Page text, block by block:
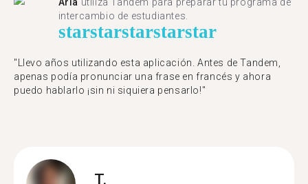
intercambio de estudiantes.
starstarstarstarstar
"Llevo años utilizando esta aplicación. Antes de Tandem,
apenas podía pronunciar una frase en francés y ahora
puedo hablarlo ¡sin ni siquiera pensarlo!"
T.